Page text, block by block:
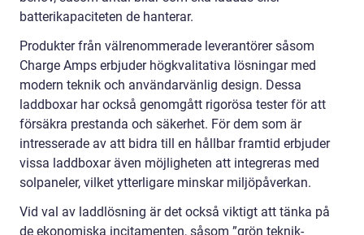
batterikapaciteten de hanterar.
Produkter från välrenommerade leverantörer såsom
Charge Amps erbjuder högkvalitativa lösningar med
modern teknik och användarvänlig design. Dessa
laddboxar har också genomgått rigorösa tester för att
försäkra prestanda och säkerhet. För dem som är
intresserade av att bidra till en hållbar framtid erbjuder
vissa laddboxar även möjligheten att integreras med
solpaneler, vilket ytterligare minskar miljöpåverkan.
Vid val av laddlösning är det också viktigt att tänka på
de ekonomiska incitamenten, såsom ”grön teknik-